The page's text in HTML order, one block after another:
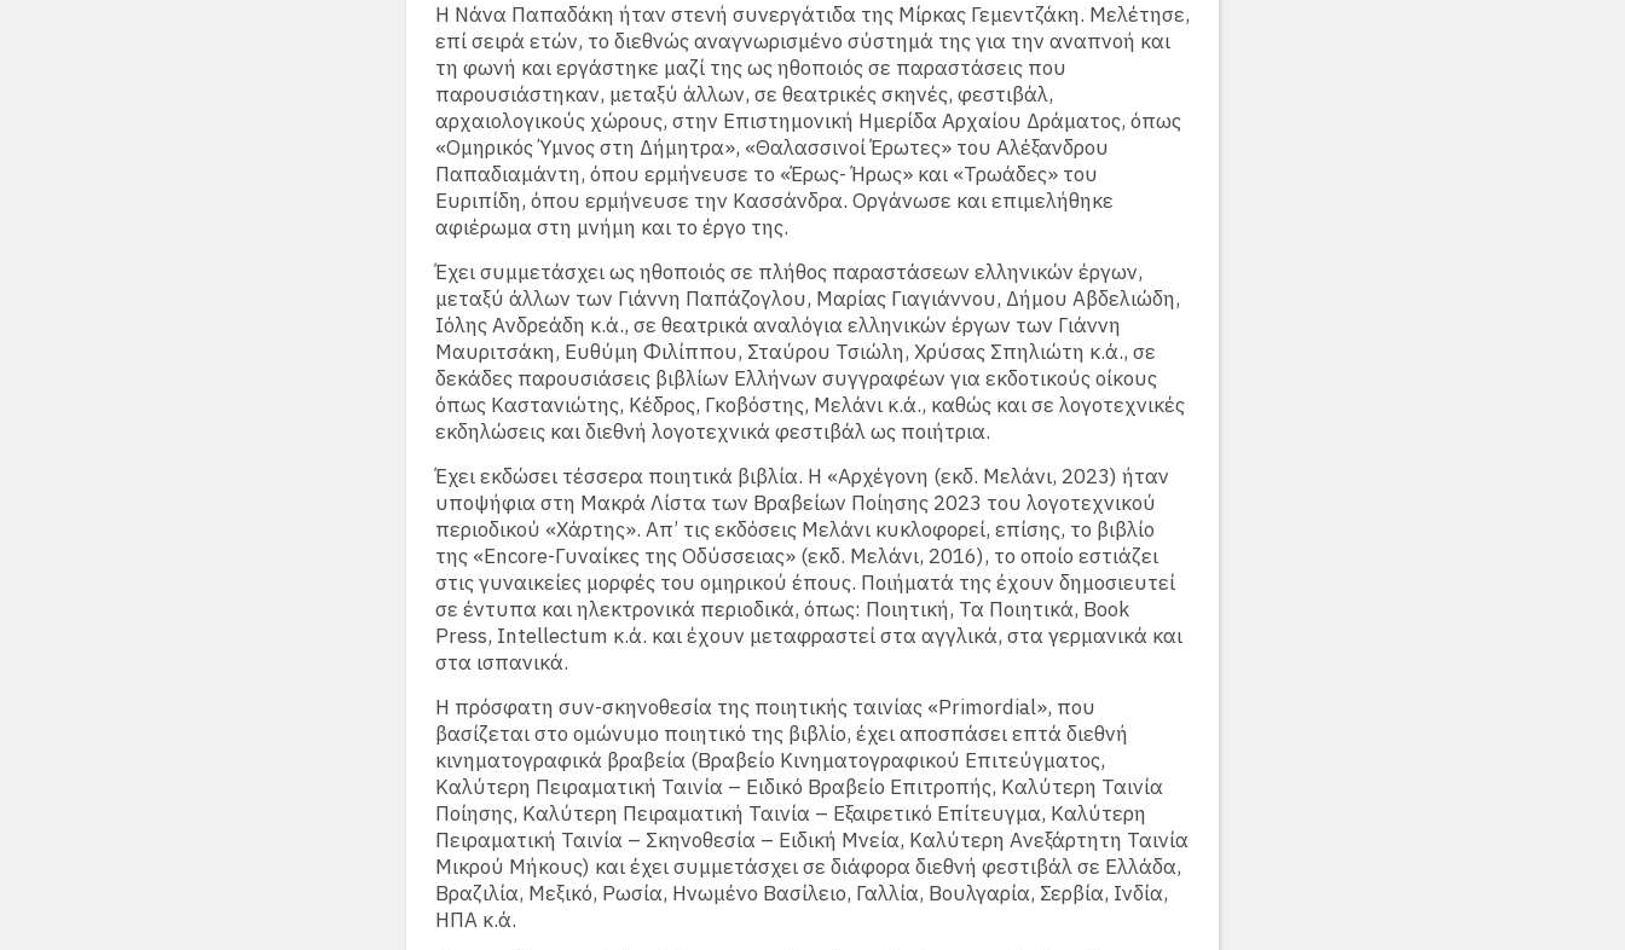
Η Νάνα Παπαδάκη ήταν στενή συνεργάτιδα της Μίρκας Γεμεντζάκη. Μελέτησε,
επί σειρά ετών, το διεθνώς αναγνωρισμένο σύστημά της για την αναπνοή και
τη φωνή και εργάστηκε μαζί της ως ηθοποιός σε παραστάσεις που
παρουσιάστηκαν, μεταξύ άλλων, σε θεατρικές σκηνές, φεστιβάλ,
αρχαιολογικούς χώρους, στην Επιστημονική Ημερίδα Αρχαίου Δράματος, όπως
«Ομηρικός Ύμνος στη Δήμητρα», «Θαλασσινοί Έρωτες» του Αλέξανδρου
Παπαδιαμάντη, όπου ερμήνευσε το «Έρως- Ήρως» και «Τρωάδες» του
Ευριπίδη, όπου ερμήνευσε την Κασσάνδρα. Οργάνωσε και επιμελήθηκε
αφιέρωμα στη μνήμη και το έργο της.
Έχει συμμετάσχει ως ηθοποιός σε πλήθος παραστάσεων ελληνικών έργων,
μεταξύ άλλων των Γιάννη Παπάζογλου, Μαρίας Γιαγιάννου, Δήμου Αβδελιώδη,
Ιόλης Ανδρεάδη κ.ά., σε θεατρικά αναλόγια ελληνικών έργων των Γιάννη
Μαυριτσάκη, Ευθύμη Φιλίππου, Σταύρου Τσιώλη, Χρύσας Σπηλιώτη κ.ά., σε
δεκάδες παρουσιάσεις βιβλίων Eλλήνων συγγραφέων για εκδοτικούς οίκους
όπως Καστανιώτης, Κέδρος, Γκοβόστης, Μελάνι κ.ά., καθώς και σε λογοτεχνικές
εκδηλώσεις και διεθνή λογοτεχνικά φεστιβάλ ως ποιήτρια.
Έχει εκδώσει τέσσερα ποιητικά βιβλία. Η «Αρχέγονη (εκδ. Μελάνι, 2023) ήταν
υποψήφια στη Μακρά Λίστα των Βραβείων Ποίησης 2023 του λογοτεχνικού
περιοδικού «Χάρτης». Απ’ τις εκδόσεις Μελάνι κυκλοφορεί, επίσης, το βιβλίο
της «Εncore-Γυναίκες της Οδύσσειας» (εκδ. Μελάνι, 2016), το οποίο εστιάζει
στις γυναικείες μορφές του ομηρικού έπους. Ποιήματά της έχουν δημοσιευτεί
σε έντυπα και ηλεκτρονικά περιοδικά, όπως: Ποιητική, Τα Ποιητικά, Book
Press, Intellectum κ.ά. και έχουν μεταφραστεί στα αγγλικά, στα γερμανικά και
στα ισπανικά.
Η πρόσφατη συν-σκηνοθεσία της ποιητικής ταινίας «Primordial», που
βασίζεται στο ομώνυμο ποιητικό της βιβλίο, έχει αποσπάσει επτά διεθνή
κινηματογραφικά βραβεία (Βραβείο Κινηματογραφικού Επιτεύγματος,
Καλύτερη Πειραματική Ταινία – Ειδικό Βραβείο Επιτροπής, Καλύτερη Ταινία
Ποίησης, Καλύτερη Πειραματική Ταινία – Εξαιρετικό Επίτευγμα, Καλύτερη
Πειραματική Ταινία – Σκηνοθεσία – Ειδική Μνεία, Καλύτερη Ανεξάρτητη Ταινία
Μικρού Μήκους) και έχει συμμετάσχει σε διάφορα διεθνή φεστιβάλ σε Ελλάδα,
Βραζιλία, Μεξικό, Ρωσία, Ηνωμένο Βασίλειο, Γαλλία, Βουλγαρία, Σερβία, Ινδία,
ΗΠΑ κ.ά.